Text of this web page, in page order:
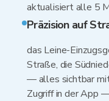
aktualisiert alle 5
Präzision auf
das Leine-
Straße, die
— alles sichtbar
Zugriff in der App